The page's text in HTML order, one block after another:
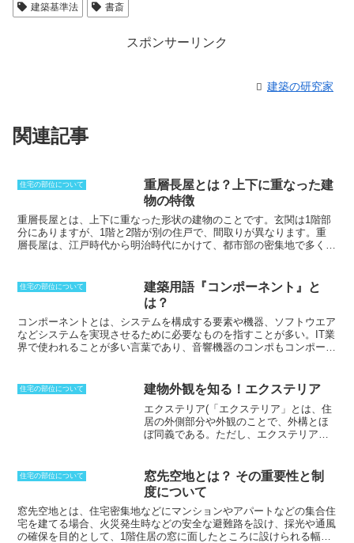
建築基準法
書斎
スポンサーリンク
建築の研究家
関連記事
住宅の部位について
重層長屋とは？上下に重なった建
物の特徴
重層長屋とは、上下に重なった形状の建物のことです。玄関は1階部
分にありますが、1階と2階が別の住戸で、間取りが異なります。重
層長屋は、江戸時代から明治時代にかけて、都市部の密集地で多く見
層長屋は、土地を有効活用できるため、都市部の密集地で多く見られ
ました。また、重層長屋は、1階と2階の間取りが異なるため、生活
スタイルに合わせて住むことができるというメリットもあります。
住宅の部位について
建築用語『コンポーネント』と
は？
コンポーネントとは、システムを構成する要素や機器、ソフトウエア
などシステムを実現させるために必要なものを指すことが多い。IT業
界で使われることが多い言葉であり、音響機器のコンポもコンポーネ
す。システムキッチンの、フロアキャビネットは単体では機能するこ
とができないため、コンポーネントと呼ばれるが、モジュールも似た
ような意味で使われることがある。したがって、コンポーネントは単
体では機能せず、システムの一部として機能するが、モジュールは単
独でも機能する。また、コンポーネントはシステムを構成する要素や
用できる物を指す。
住宅の部位について 建物外観を知る！エクステリア
エクステリア(「エクステリア」とは、住
居の外側部分や外観のことで、外構とほ
ぼ同義である。ただし、エクステリアと
ンや空間設計なども含めて表現されてい
ることが多い。インテリアに対する「エ
クステリア」と言われることもある。)
クステリアの概要を知るエクステリア
は、住居の外側部分や外観のことで、外
構とほぼ同義です。ただし、エクステリ
住宅の部位について
窓先空地とは？ その重要性と制
度について
窓先空地とは、住宅密集地などにマンションやアパートなどの集合住
宅を建てる場合、火災発生時などの安全な避難路を設け、採光や通風
の確保を目的として、1階住居の窓に面したところに設けられる幅数